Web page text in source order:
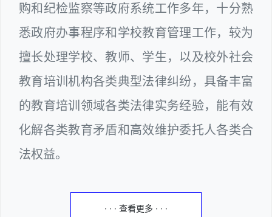
购和纪检监察等政府系统工作多年，十分熟
悉政府办事程序和学校教育管理工作，较为
擅长处理学校、教师、学生，以及校外社会
教育培训机构各类典型法律纠纷，具备丰富
的教育培训领域各类法律实务经验，能有效
化解各类教育矛盾和高效维护委托人各类合
法权益。
· · · 查看更多 · · ·